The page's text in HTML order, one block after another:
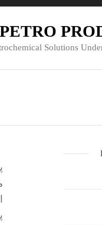
PETRO
Solutions